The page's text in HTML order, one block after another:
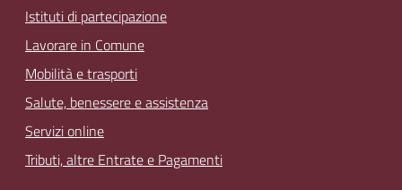
Istituti di partecipazione
Lavorare in Comune
Mobilità e trasporti
Salute, benessere e assistenza
Servizi online
Tributi, altre Entrate e Pagamenti